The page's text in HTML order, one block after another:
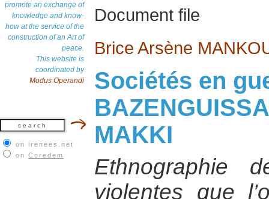
promote an exchange of
knowledge and know-
how at the service of the
construction of an Art of
peace.
This website is
coordinated by
Modus Operandi
on irenees.net
on Coredem
Document file
Brice Arsène
Sociétés en
MAKKI
Ethnographie
violentes que